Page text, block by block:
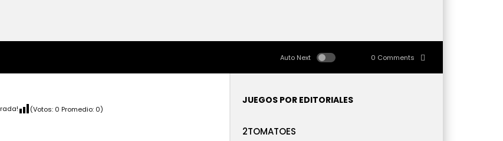
Auto Next 0 Comments
(Votos: 0 Promedio: 0)
JUEGOS POR EDITORIALES
2TOMATOES